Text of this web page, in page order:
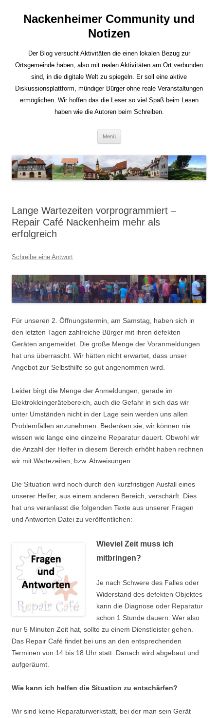
Nackenheimer Community und
Notizen
Der Blog versucht Aktivitäten die einen lokalen Bezug zur
Ortsgemeinde haben, also mit realen Aktivitäten am Ort verbunden
sind, in die digitale Welt zu spiegeln. Er soll eine aktive
Diskussionsplattform, mündiger Bürger ohne reale Veranstaltungen
ermöglichen. Wir hoffen das die Leser so viel Spaß beim Lesen
haben wie die Autoren beim Schreiben.
Menü
Lange Wartezeiten vorprogrammiert –
Repair Café Nackenheim mehr als
erfolgreich
Schreibe eine Antwort
Für unseren 2. Öffnungstermin, am Samstag, haben sich in
den letzten Tagen zahlreiche Bürger mit ihren defekten
Geräten angemeldet. Die große Menge der Voranmeldungen
hat uns überrascht. Wir hätten nicht erwartet, dass unser
Angebot zur Selbsthilfe so gut angenommen wird.
Leider birgt die Menge der Anmeldungen, gerade im
Elektrokleingerätebereich, auch die Gefahr in sich das wir
unter Umständen nicht in der Lage sein werden uns allen
Problemfällen anzunehmen. Bedenken sie, wir können nie
wissen wie lange eine einzelne Reparatur dauert. Obwohl wir
die Anzahl der Helfer in diesem Bereich erhöht haben rechnen
wir mit Wartezeiten, bzw. Abweisungen.
Die Situation wird noch durch den kurzfristigen Ausfall eines
unserer Helfer, aus einem anderen Bereich, verschärft. Dies
hat uns veranlasst die folgenden Texte aus unserer Fragen
und Antworten Datei zu veröffentlichen:
Wieviel Zeit muss ich
mitbringen?
Je nach Schwere des Falles oder
Widerstand des defekten Objektes
kann die Diagnose oder Reparatur
schon 1 Stunde dauern. Wer also
nur 5 Minuten Zeit hat, sollte zu einem Dienstleister gehen.
Das Repair Café findet bei uns an den entsprechenden
Terminen von 14 bis 18 Uhr statt. Danach wird abgebaut und
aufgeräumt.
Wie kann ich helfen die Situation zu entschärfen?
Wir sind keine Reparaturwerkstatt, bei der man sein Gerät